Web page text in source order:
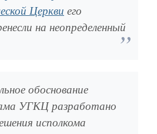
Церкви его
на неопределенный
обоснование
УГКЦ разработано
исполкома